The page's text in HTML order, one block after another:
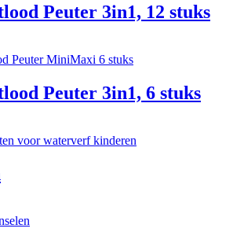
Peuter 3in1, 12 stuks
Peuter 3in1, 6 stuks